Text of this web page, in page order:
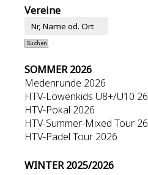
Vereine
SOMMER 2026
Medenrunde 2026
HTV-Löwenkids U8+/U10 26
HTV-Pokal 2026
HTV-Summer-Mixed Tour 26
HTV-Padel Tour 2026
WINTER 2025/2026